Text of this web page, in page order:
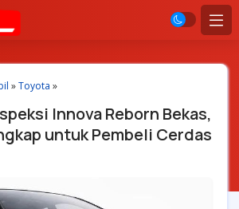
»Toyota »
Innova Reborn Bekas,
untuk Pembeli Cerdas